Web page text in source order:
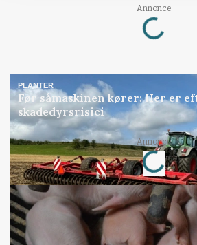
Annonce
Loading...
PLANTER
Før såmaskinen kører: Her er
skadedyrsrisici
Annonce
Loading...